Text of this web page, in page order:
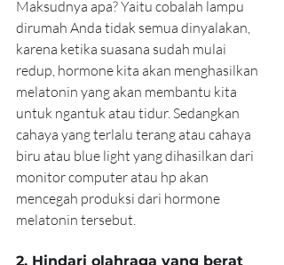
Maksudnya apa? Yaitu cobalah lampu
dirumah Anda tidak semua dinyalakan,
karena ketika suasana sudah mulai
redup, hormone kita akan menghasilkan
melatonin yang akan membantu kita
untuk ngantuk atau tidur. Sedangkan
cahaya yang terlalu terang atau cahaya
biru atau blue light yang dihasilkan dari
monitor computer atau hp akan
mencegah produksi dari hormone
melatonin tersebut.
2. Hindari olahraga yang berat